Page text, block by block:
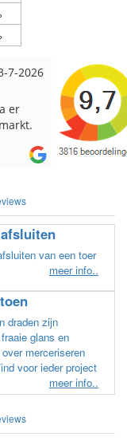
uit Loyers
meerdere keren
besteld,
van een toer
meer info..
draden zijn
glans en
merceriseren
voor ieder project
meer info..